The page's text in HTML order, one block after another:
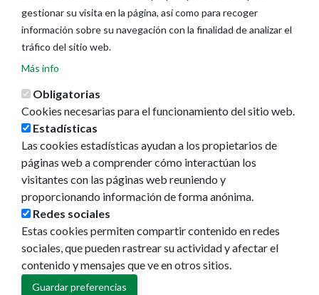
Direcciones de interés
Turismo
Descubre Pamplona
Actualidad
Noticias
Eventos
Redes sociales
Ruedas de prensa
gestionar su visita en la página, así como para recoger
información sobre su navegación con la finalidad de analizar el
tráfico del sitio web.
Más info
Obligatorias
Cookies necesarias para el funcionamiento del sitio web.
Estadísticas
Las cookies estadísticas ayudan a los propietarios de
páginas web a comprender cómo interactúan los
visitantes con las páginas web reuniendo y
proporcionando información de forma anónima.
Redes sociales
Estas cookies permiten compartir contenido en redes
sociales, que pueden rastrear su actividad y afectar el
contenido y mensajes que ve en otros sitios.
Guardar preferencias